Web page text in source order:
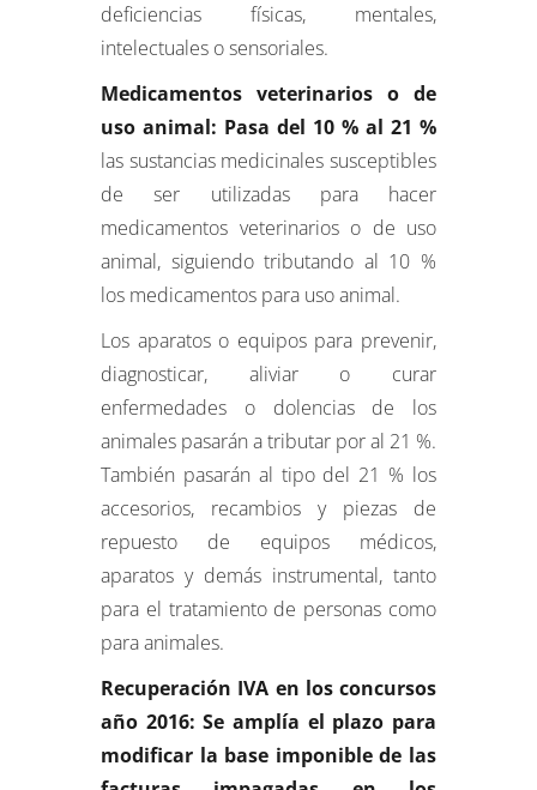
deficiencias físicas, mentales,
intelectuales o sensoriales.
Medicamentos veterinarios o de
uso animal: Pasa del 10 % al 21 %
las sustancias medicinales susceptibles
de ser utilizadas para hacer
medicamentos veterinarios o de uso
animal, siguiendo tributando al 10 %
los medicamentos para uso animal.
Los aparatos o equipos para prevenir,
diagnosticar, aliviar o curar
enfermedades o dolencias de los
animales pasarán a tributar por al 21 %.
También pasarán al tipo del 21 % los
accesorios, recambios y piezas de
repuesto de equipos médicos,
aparatos y demás instrumental, tanto
para el tratamiento de personas como
para animales.
Recuperación IVA en los concursos
año 2016: Se amplía el plazo para
modificar la base imponible de las